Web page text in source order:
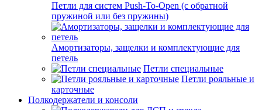
Петли для систем Push-To-Open (с обратной
пружиной или без пружины)
Амортизаторы, защелки и комплектующие для
петель
Петли специальные
Петли рояльные и
карточные
Полкодержатели и консоли